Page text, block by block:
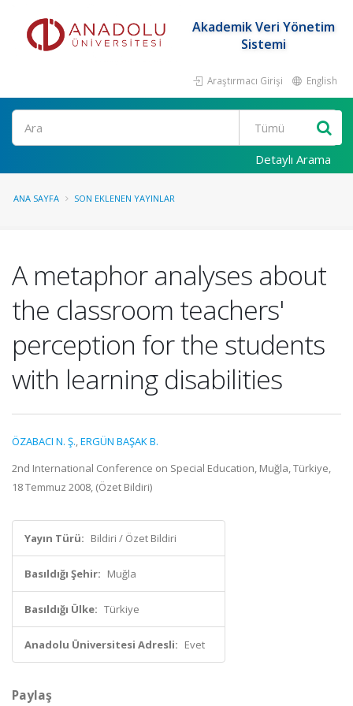
Akademik Veri Yönetim
Sistemi
Araştırmacı Girişi English
Ara
Detaylı Arama
ANA SAYFA SON EKLENEN YAYINLAR
A metaphor analyses about
the classroom teachers'
perception for the students
with learning disabilities
ÖZABACI N. Ş.,ERGÜN BAŞAK B.
2nd International Conference on Special Education, Muğla, Türkiye,
18 Temmuz 2008, (Özet Bildiri)
Yayın Türü: Bildiri / Özet Bildiri
Basıldığı Şehir: Muğla
Basıldığı Ülke: Türkiye
Anadolu Üniversitesi Adresli: Evet
Paylaş